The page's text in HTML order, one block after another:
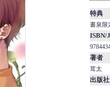
特典
書泉限
ISBN/
著者
茸太
出版社